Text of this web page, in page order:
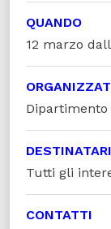
QUANDO
12 marzo
DESTINATARI
Tutti gli
CONTATTI